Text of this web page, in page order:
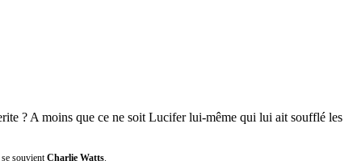
? A moins que ce ne soit Lucifer lui-même qui lui ait soufflé les
se souvientCharlie Watts.